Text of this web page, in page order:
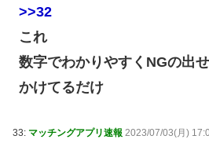
>>32
これ
数字でわかりやすくNGの出
かけてるだけ
33: マッチングアプリ速報 2023/07/03(月)